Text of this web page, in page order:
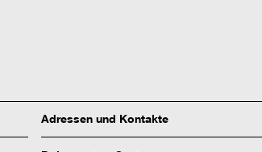
Adressen und Kontakte